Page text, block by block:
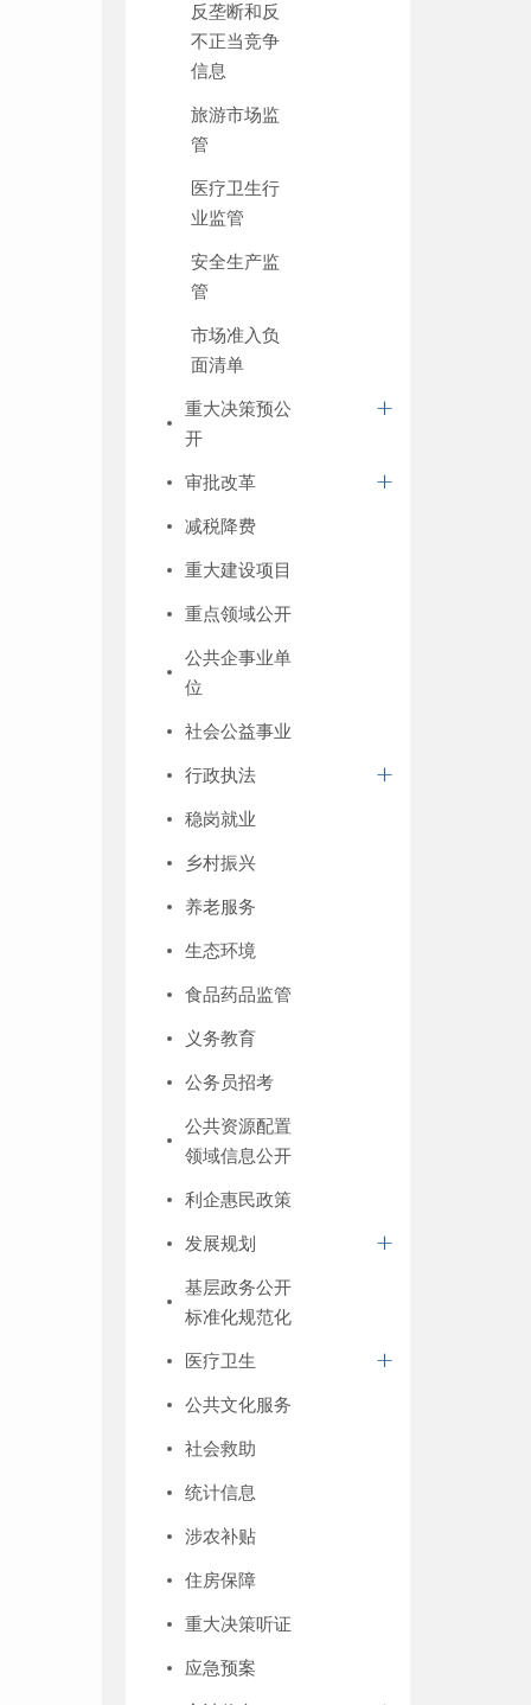
反垄断和反
不正当竞争
信息
旅游市场监
管
医疗卫生行
业监管
安全生产监
管
市场准入负
面清单
重大决策预公
开
审批改革
减税降费
重大建设项目
重点领域公开
公共企事业单
位
社会公益事业
行政执法
稳岗就业
乡村振兴
养老服务
生态环境
食品药品监管
义务教育
公务员招考
公共资源配置
领域信息公开
利企惠民政策
发展规划
基层政务公开
标准化规范化
医疗卫生
公共文化服务
社会救助
统计信息
涉农补贴
住房保障
重大决策听证
应急预案